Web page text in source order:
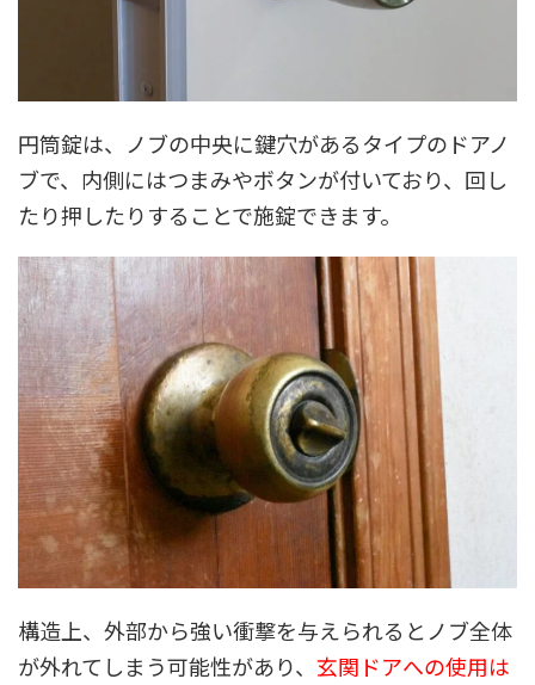
円筒錠は、ノブの中央に鍵穴があるタイプのドアノ
ブで、内側にはつまみやボタンが付いており、回し
たり押したりすることで施錠できます。
構造上、外部から強い衝撃を与えられるとノブ全体
が外れてしまう可能性があり、 玄関ドアへの使用は